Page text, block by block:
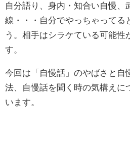
自分語り、身内・知合い自慢、
線・・・自分でやっちゃってる
う。相手はシラケている可能性
す。
今回は「自慢話」のやばさと自
法、自慢話を聞く時の気構えに
います。